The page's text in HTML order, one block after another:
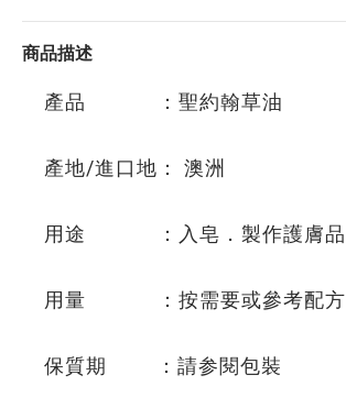
商品描述
產品 ：聖約翰草油
產地/進口地： 澳洲
用途 ：入皂．製作護膚品
用量 ：按需要或參考配方
保質期 ：請参閱包裝